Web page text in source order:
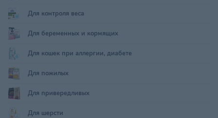
Для контроля веса
Для беременных и кормящих
Для кошек при аллергии, диабете
Для пожилых
Для привередливых
Для шерсти